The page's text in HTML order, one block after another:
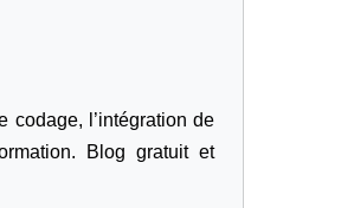
codage,
l’intégration de
Blog gratuit et